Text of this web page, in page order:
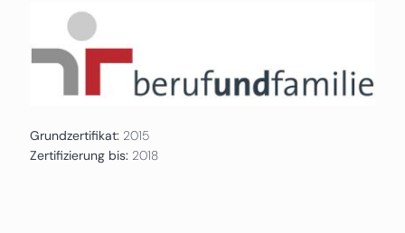
Grundzertifikat: 2015
Zertifizierung bis: 2018